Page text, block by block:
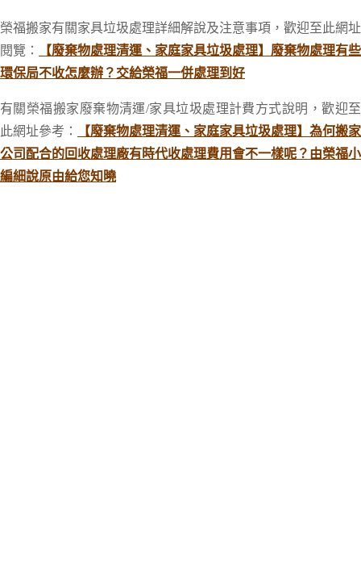
榮福搬家有關家具垃圾處理詳細解說及注意事項，歡迎至此網址
閱覽：
【廢棄物處理清運、家庭家具垃圾處理】廢棄物處理有些
環保局不收怎麼辦？交給榮福一併處理到好
有關榮福搬家廢棄物清運/家具垃圾處理計費方式說明，歡迎至
此網址參考：
【廢棄物處理清運、家庭家具垃圾處理】為何搬家
公司配合的回收處理廠有時代收處理費用會不一樣呢？由榮福小
編細說原由給您知曉